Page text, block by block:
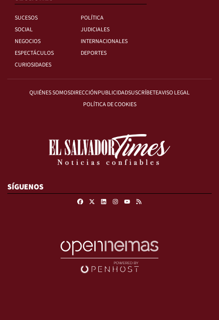
SUCESOS
POLÍTICA
SOCIAL
JUDICIALES
NEGOCIOS
INTERNACIONALES
ESPECTÁCULOS
DEPORTES
CURIOSIDADES
QUIÉNES SOMOSDIRECCIÓNPUBLICIDADSUSCRÍBETEAVISO LEGAL
POLÍTICA DE COOKIES
SÍGUENOS
FacebookLinkedinInstagram